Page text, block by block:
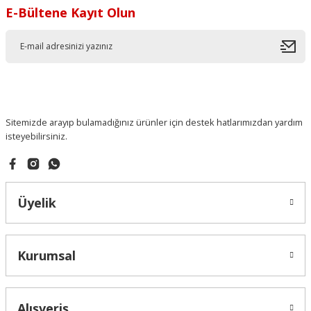
E-Bültene Kayıt Olun
Sitemizde arayıp bulamadığınız ürünler için destek hatlarımızdan yardım
isteyebilirsiniz.
Üyelik
Kurumsal